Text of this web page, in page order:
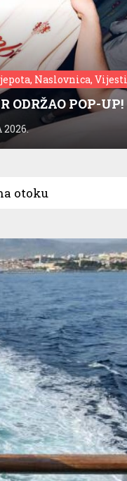
Naslovnica, Vijesti
ODRŽAO POP-UP!
2026.
otoku